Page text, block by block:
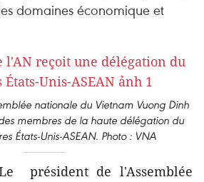
domaines économique et
nationale du Vietnam Vuong Dinh
membres de la haute délégation du
États-Unis-ASEAN. Photo : VNA
président de l'Assemblée